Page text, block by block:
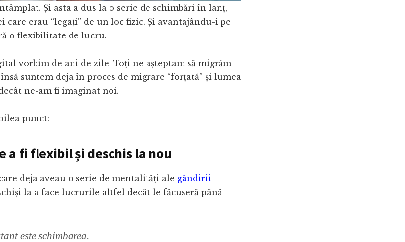
Și asta a dus la o serie de schimbări în lanț,
care erau “legați” de un loc fizic. Și avantajându-i pe
o flexibilitate de lucru.
vorbim de ani de zile. Toți ne așteptam să migrăm
însă suntem deja în proces de migrare “forțată” și lumea
ne-am fi imaginat noi.
punct:
a fi flexibil și deschis la nou
deja aveau o serie de mentalități ale gândirii
la a face lucrurile altfel decât le făcuseră până
este schimbarea.